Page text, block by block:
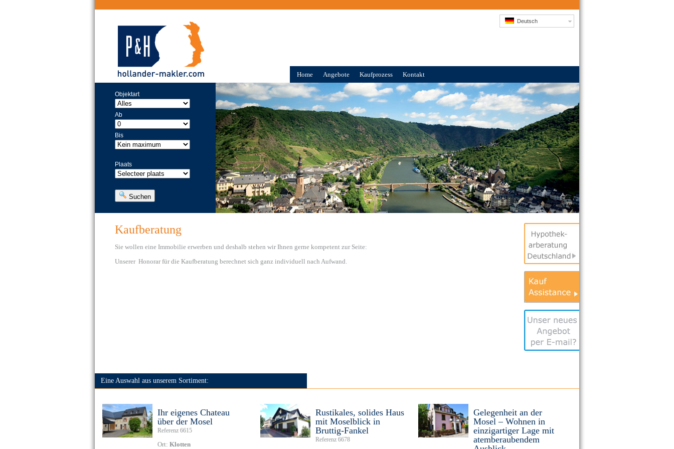
Deutsch
Home Angebote Kaufprozess Kontakt
Objektart
Ab
Bis
Plaats
Suchen
Kaufberatung
Sie wollen eine Immobilie erwerben und deshalb stehen wir Ihnen gerne kompetent zur Seite:
Unserer Honorar für die Kaufberatung berechnet sich ganz individuell nach Aufwand.
Eine Auswahl aus unserem Sortiment:
Ihr eigenes Chateau
über der Mosel
Referenz 6615
Ort: Klotten
Rustikales, solides Haus
mit Moselblick in
Bruttig-Fankel
Referenz 6678
Gelegenheit an der
Mosel – Wohnen in
einzigartiger Lage mit
atemberaubendem